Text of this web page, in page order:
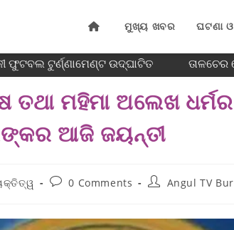
ମୁଖ୍ୟ ଖବର ଘଟଣା ଓ
ଫୁଟବଲ ଟୁର୍ଣ୍ଣାମେଣ୍ଟ ଉଦ୍ଘାଟିତ ତାଳଚେର
ମହିମା ଅଲେଖ ଧର୍ମର
ଆଜି ଜୟନ୍ତୀ
0 Comments Angul TV